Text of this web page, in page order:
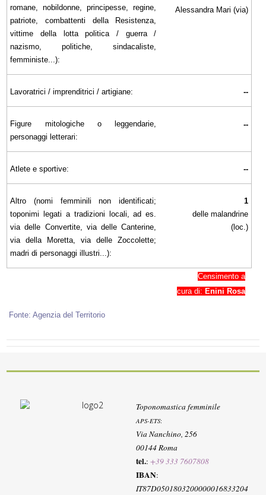
romane, nobildonne, principesse, regine,
patriote, combattenti della Resistenza,
vittime della lotta politica / guerra /
nazismo, politiche, sindacaliste,
femministe...):
Alessandra Mari (via)
Lavoratrici / imprenditrici / artigiane: --
Figure mitologiche o leggendarie,
personaggi letterari:
--
Atlete e sportive: --
Altro (nomi femminili non identificati;
toponimi legati a tradizioni locali, ad es.
via delle Convertite, via delle Canterine,
via della Moretta, via delle Zoccolette;
madri di personaggi illustri...):
1
delle malandrine
(loc.)
Censimento a
cura di: Enini Rosa
Fonte: Agenzia del Territorio
Toponomastica femminile
APS-ETS:
Via Nanchino, 256
00144 Roma
tel.:+39 333 7607808
IBAN:
IT87D0501803200000016833204